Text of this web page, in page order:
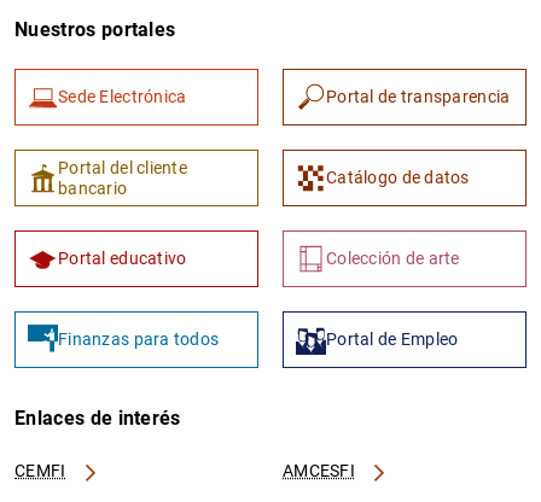
Nuestros portales
Sede Electrónica Portal de transparencia
Portal del cliente
bancario
Catálogo de datos
Portal educativo Colección de arte
Finanzas para todos Portal de Empleo
Enlaces de interés
CEMFI AMCESFI